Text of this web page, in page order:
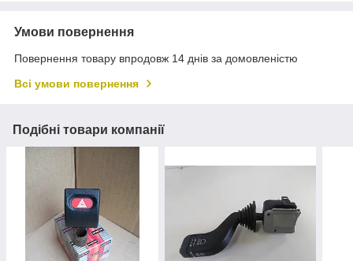
Умови повернення
Повернення товару впродовж 14 днів за домовленістю
Всі умови повернення
Подібні товари компанії